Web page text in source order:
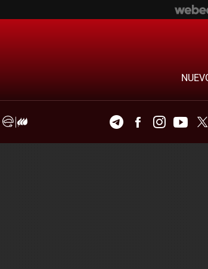
TelegramFacebookInstagram